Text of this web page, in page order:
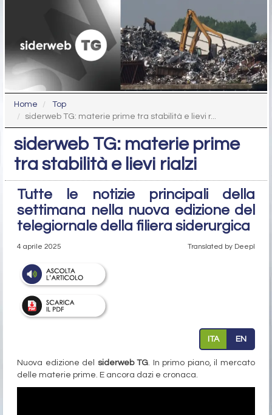
Home
Top
siderweb TG: materie prime tra stabilità e lievi r...
siderweb TG: materie prime
tra stabilità e lievi rialzi
Tutte le notizie principali della
settimana nella nuova edizione del
telegiornale della filiera siderurgica
4 aprile 2025 Translated by Deepl
ITA EN
Nuova edizione del siderweb TG. In primo piano, il mercato
delle materie prime. E ancora dazi e cronaca.